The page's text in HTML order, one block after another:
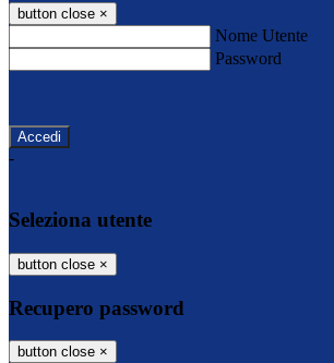
button close ×
Nome Utente
Password
-
Seleziona utente
button close ×
Recupero password
button close ×